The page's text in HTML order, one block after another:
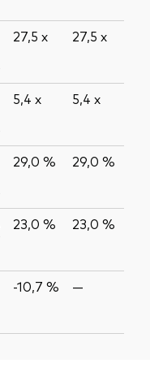
27,5 x 27,5 x
5,4 x 5,4 x
29,0 % 29,0 %
23,0 % 23,0 %
-10,7 % —